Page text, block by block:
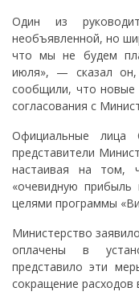
Один из
необъявленной, но
что мы не будем
июля», — сказал он,
сообщили, что новые
согласования с
Официальные лица
представители
настаивая на том,
«очевидную прибыль
целями программы
Министерство
оплачены в
представило эти
сокращение расходов